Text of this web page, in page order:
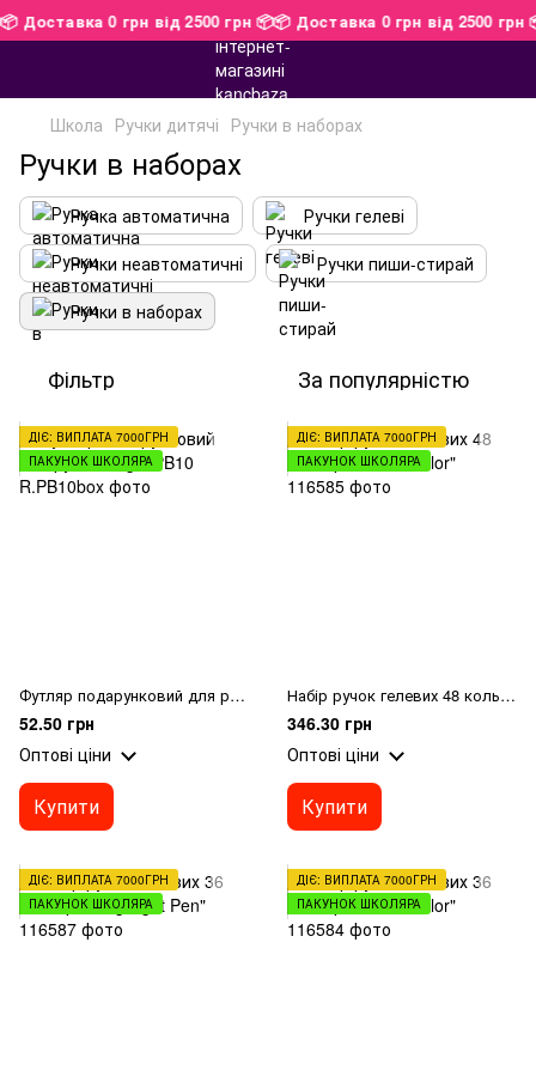
📦 Доставка 0 грн від 2500 грн 📦 📦 Доставка 0 грн від 2500
Школа Ручки дитячі Ручки в наборах
Ручки в наборах
Ручка автоматична
Ручки гелеві
Ручки неавтоматичні
Ручки пиши-стирай
Ручки в наборах
Фільтр За популярністю
ДІЄ: ВИПЛАТА 7000ГРН
ПАКУНОК ШКОЛЯРА
Футляр подарунковий для ручки Regal PB10
52.50 грн
Оптові ціни
Купити
ДІЄ: ВИПЛАТА 7000ГРН
ПАКУНОК ШКОЛЯРА
Набір ручок гелевих 48 кольорів "Neon color"
346.30 грн
Оптові ціни
Купити
ДІЄ: ВИПЛАТА 7000ГРН
ПАКУНОК ШКОЛЯРА
ДІЄ: ВИПЛАТА 7000ГРН
ПАКУНОК ШКОЛЯРА